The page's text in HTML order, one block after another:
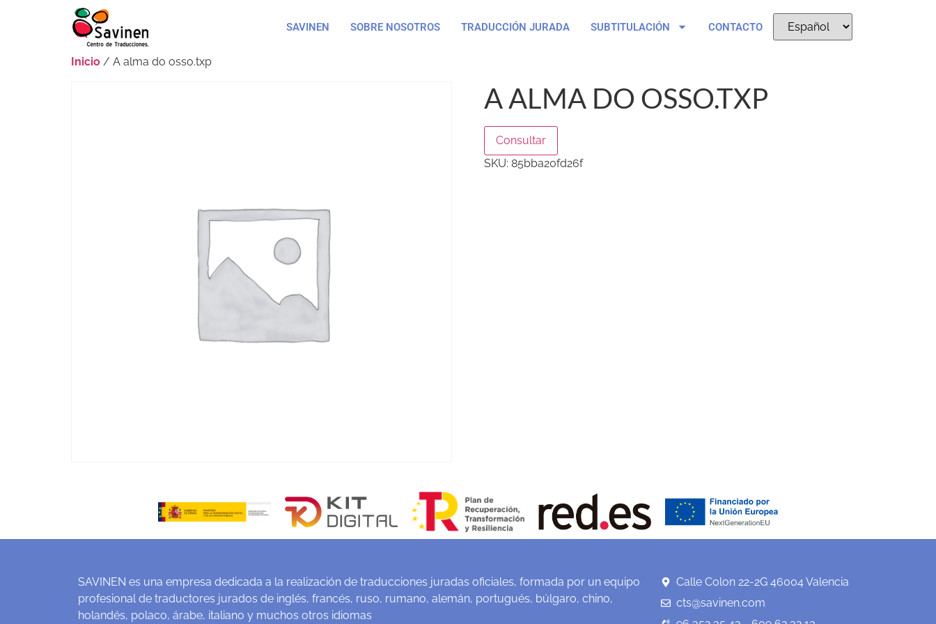
SAVINEN SOBRE NOSOTROS TRADUCCIÓN JURADA SUBTITULACIÓN CONTACTO
Inicio / A alma do osso.txp
A ALMA DO OSSO.TXP
Consultar
SKU: 85bba20fd26f
SAVINEN es una empresa dedicada a la realización de traducciones juradas oficiales, formada por un equipo
profesional de traductores jurados de inglés, francés, ruso, rumano, alemán, portugués, búlgaro, chino,
holandés, polaco, árabe, italiano y muchos otros idiomas
Calle Colon 22-2G 46004 Valencia
cts@savinen.com